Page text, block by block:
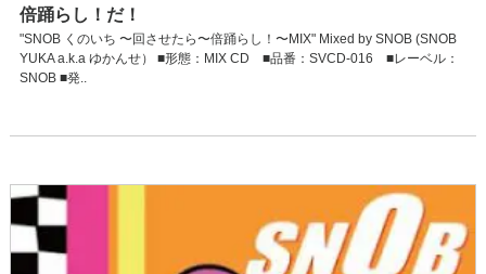
倍踊らし！だ！
"SNOB くのいち 〜回させたら〜倍踊らし！〜MIX" Mixed by SNOB (SNOB
YUKA a.k.a ゆかんせ） ■形態：MIX CD ■品番：SVCD-016 ■レーベル：
SNOB ■発..